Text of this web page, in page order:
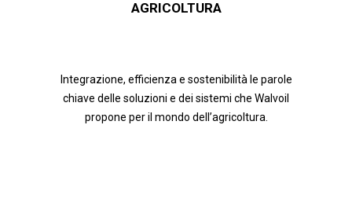
AGRICOLTURA
Integrazione, efficienza e sostenibilità le parole
chiave delle soluzioni e dei sistemi che Walvoil
propone per il mondo dell’agricoltura.